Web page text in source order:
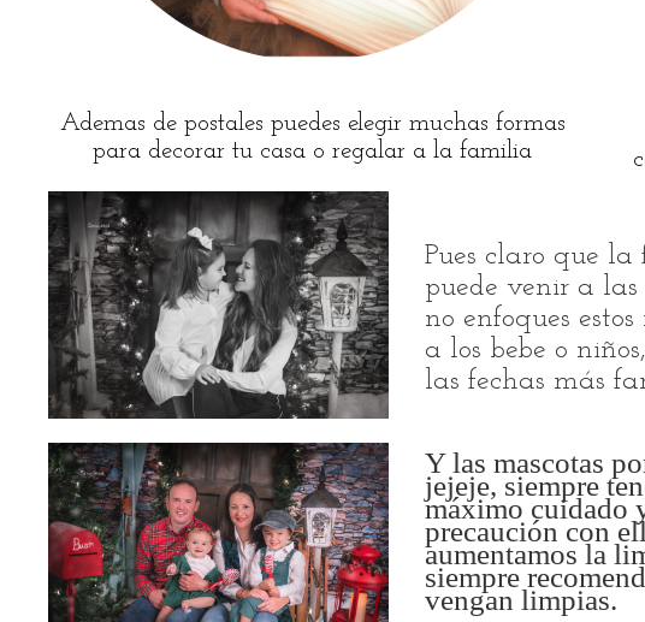
Ademas de postales puedes elegir muchas formas
para decorar tu casa o regalar a la familia
Pues claro que
puede venir a las
no enfoques estos
a los bebe o
las fechas más
Y las mascotas
jejeje, siempre
máximo cuidado
precaución con
aumentamos la
siempre
vengan limpias.